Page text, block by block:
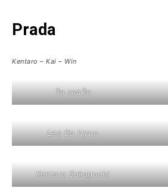
Prada
Kentaro – Kai – Win
วิน เมธวิน
Lee Do Hyun
Kentaro Sakaguchi